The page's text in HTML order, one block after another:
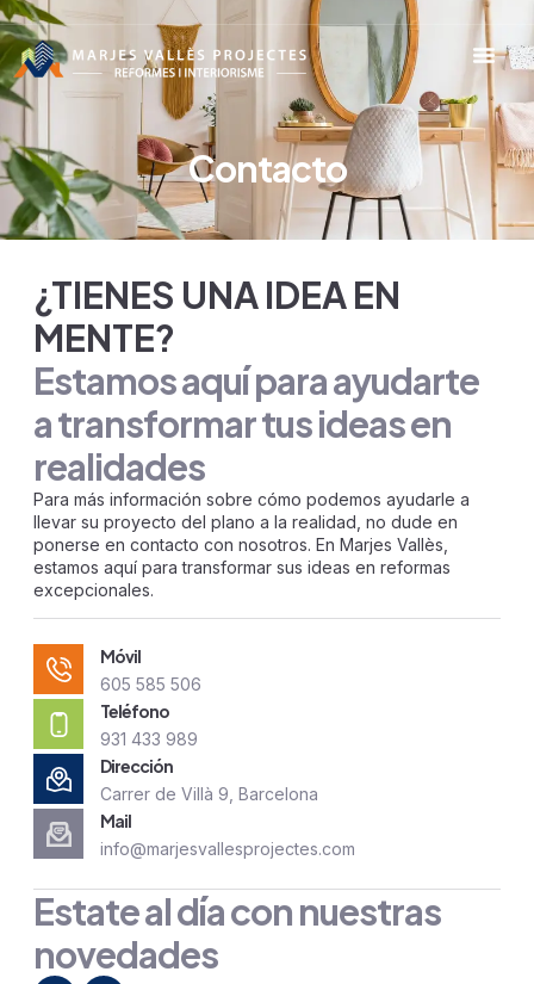
Contacto
¿TIENES UNA IDEA EN
MENTE?
Estamos aquí para ayudarte
a transformar tus ideas en
realidades
Para más información sobre cómo podemos ayudarle a
llevar su proyecto del plano a la realidad, no dude en
ponerse en contacto con nosotros. En Marjes Vallès,
estamos aquí para transformar sus ideas en reformas
excepcionales.
Móvil
605 585 506
Teléfono
931 433 989
Dirección
Carrer de Villà 9, Barcelona
Mail
info@marjesvallesprojectes.com
Estate al día con nuestras
novedades